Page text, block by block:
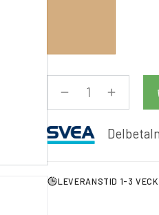
LEVERANSTID 1-3